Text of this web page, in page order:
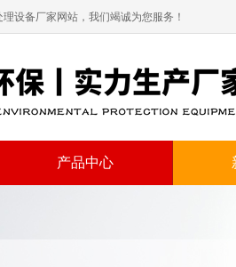
设备厂家网站，我们竭诚为您服务！
产品中心